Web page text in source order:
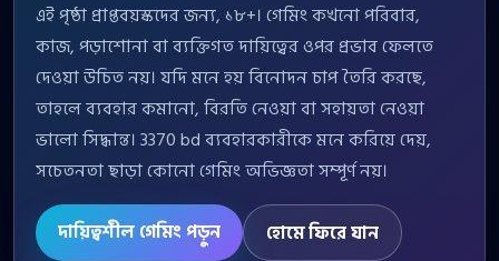
এই পৃষ্ঠা প্রাপ্তবয়স্কদের জন্য, ১৮+। গেমিং কখনো পরিবার,
কাজ, পড়াশোনা বা ব্যক্তিগত দায়িত্বের ওপর প্রভাব ফেলতে
দেওয়া উচিত নয়। যদি মনে হয় বিনোদন চাপ তৈরি করছে,
তাহলে ব্যবহার কমানো, বিরতি নেওয়া বা সহায়তা নেওয়া
ভালো সিদ্ধান্ত। 3370 bd ব্যবহারকারীকে মনে করিয়ে দেয়,
সচেতনতা ছাড়া কোনো গেমিং অভিজ্ঞতা সম্পূর্ণ নয়।
দায়িত্বশীল গেমিং পড়ুন হোমে ফিরে যান